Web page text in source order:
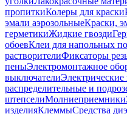
пропиткиКолеры для краски
эмали аэрозольныеКраски,
герметикиЖидкие гвозди
обоевКлеи для напольных
растворителиФиксаторы
пеныЭлектромонтажное
выключателиЭлектрические
распределительные и
штепселиМолниеприемники
изделияКлеммыСредства